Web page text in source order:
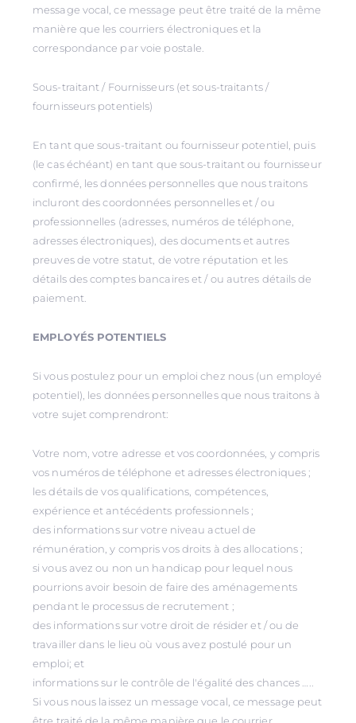
message vocal, ce message peut être traité de la même
manière que les courriers électroniques et la
correspondance par voie postale.
Sous-traitant / Fournisseurs (et sous-traitants /
fournisseurs potentiels)
En tant que sous-traitant ou fournisseur potentiel, puis
(le cas échéant) en tant que sous-traitant ou fournisseur
confirmé, les données personnelles que nous traitons
incluront des coordonnées personnelles et / ou
professionnelles (adresses, numéros de téléphone,
adresses électroniques), des documents et autres
preuves de votre statut, de votre réputation et les
détails des comptes bancaires et / ou autres détails de
paiement.
EMPLOYÉS POTENTIELS
Si vous postulez pour un emploi chez nous (un employé
potentiel), les données personnelles que nous traitons à
votre sujet comprendront:
Votre nom, votre adresse et vos coordonnées, y compris
vos numéros de téléphone et adresses électroniques ;
les détails de vos qualifications, compétences,
expérience et antécédents professionnels ;
des informations sur votre niveau actuel de
rémunération, y compris vos droits à des allocations ;
si vous avez ou non un handicap pour lequel nous
pourrions avoir besoin de faire des aménagements
pendant le processus de recrutement ;
des informations sur votre droit de résider et / ou de
travailler dans le lieu où vous avez postulé pour un
emploi; et
informations sur le contrôle de l'égalité des chances …..
Si vous nous laissez un message vocal, ce message peut